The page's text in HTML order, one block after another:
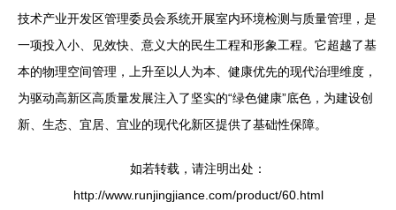
技术产业开发区管理委员会系统开展室内环境检测与质量管理，是
一项投入小、见效快、意义大的民生工程和形象工程。它超越了基
本的物理空间管理，上升至以人为本、健康优先的现代治理维度，
为驱动高新区高质量发展注入了坚实的“绿色健康”底色，为建设创
新、生态、宜居、宜业的现代化新区提供了基础性保障。
如若转载，请注明出处：
http://www.runjingjiance.com/product/60.html